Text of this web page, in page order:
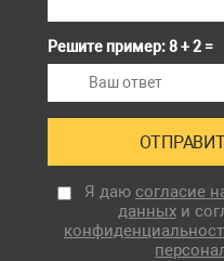
Решите пример: 8 + 2 =
Я даю согласие
данныхи